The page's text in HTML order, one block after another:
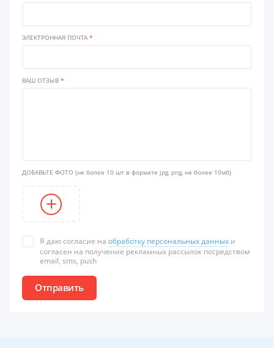
ЭЛЕКТРОННАЯ ПОЧТА *
ВАШ ОТЗЫВ *
ДОБАВЬТЕ ФОТО (не более 10 шт в формате jpg, png, не более 10мб)
Я даю согласие на обработку персональных данных и
согласен на получение рекламных рассылок посредством
email, sms, push
Отправить